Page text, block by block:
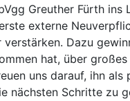
Greuther Fürth
externe
Dazu
hat, über
uns darauf, ihn
nächsten Schritte zu